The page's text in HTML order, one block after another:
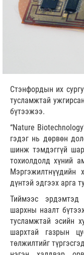
Стэнфордын их
тусламжтай
бүтээжээ.
“Nature
гэдэг нь дөрвөн
шинж тэмдэггүй
тохиолдолд хүний
Мэргэжилтнүүдийн
дүнтэй эдгээх арга
Тиймээс эрдэмтэд
шархны наалт
тусламжтай эсийн
шархтай газрын
төлжилтийг